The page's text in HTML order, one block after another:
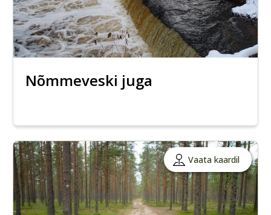
Nõmmeveski juga
Vaata kaardil